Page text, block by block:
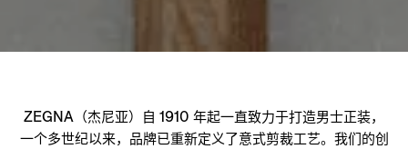
ZEGNA（杰尼亚）自 1910 年起一直致力于打造男士正装，
一个多世纪以来，品牌已重新定义了意式剪裁工艺。我们的创